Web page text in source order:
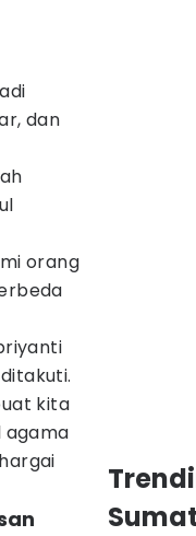
dan
orang
kita
agama